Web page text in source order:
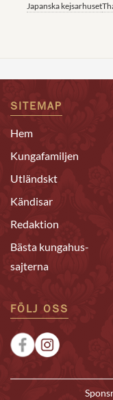
Japanska kejsarhuset
SITEMAP
Hem
Kungafamiljen
Utländskt
Kändisar
Redaktion
Bästa kungahus-
sajterna
FÖLJ OSS